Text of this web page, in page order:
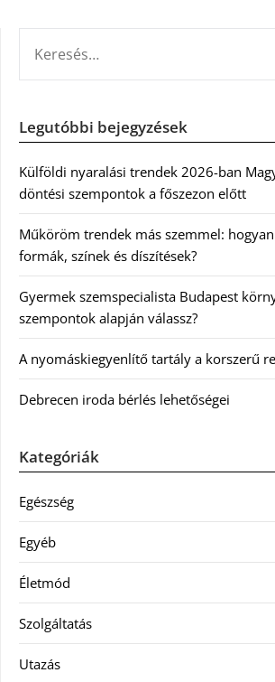
Legutóbbi bejegyzések
Külföldi nyaralási trendek 2026-ban
döntési szempontok a főszezon előtt
Műköröm trendek más szemmel:
formák, színek és díszítések?
Gyermek szemspecialista Budapest
szempontok alapján válassz?
A nyomáskiegyenlítő tartály a korszerű
Debrecen iroda bérlés lehetőségei
Kategóriák
Egészség
Egyéb
Életmód
Szolgáltatás
Utazás